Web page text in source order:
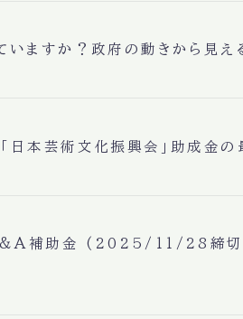
いますか？政府の動きから見
日本芸術文化振興会」助成金の
M&A補助金 (2025/11/28締